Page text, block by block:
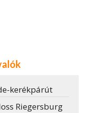
kerékpárút
Riegersburg